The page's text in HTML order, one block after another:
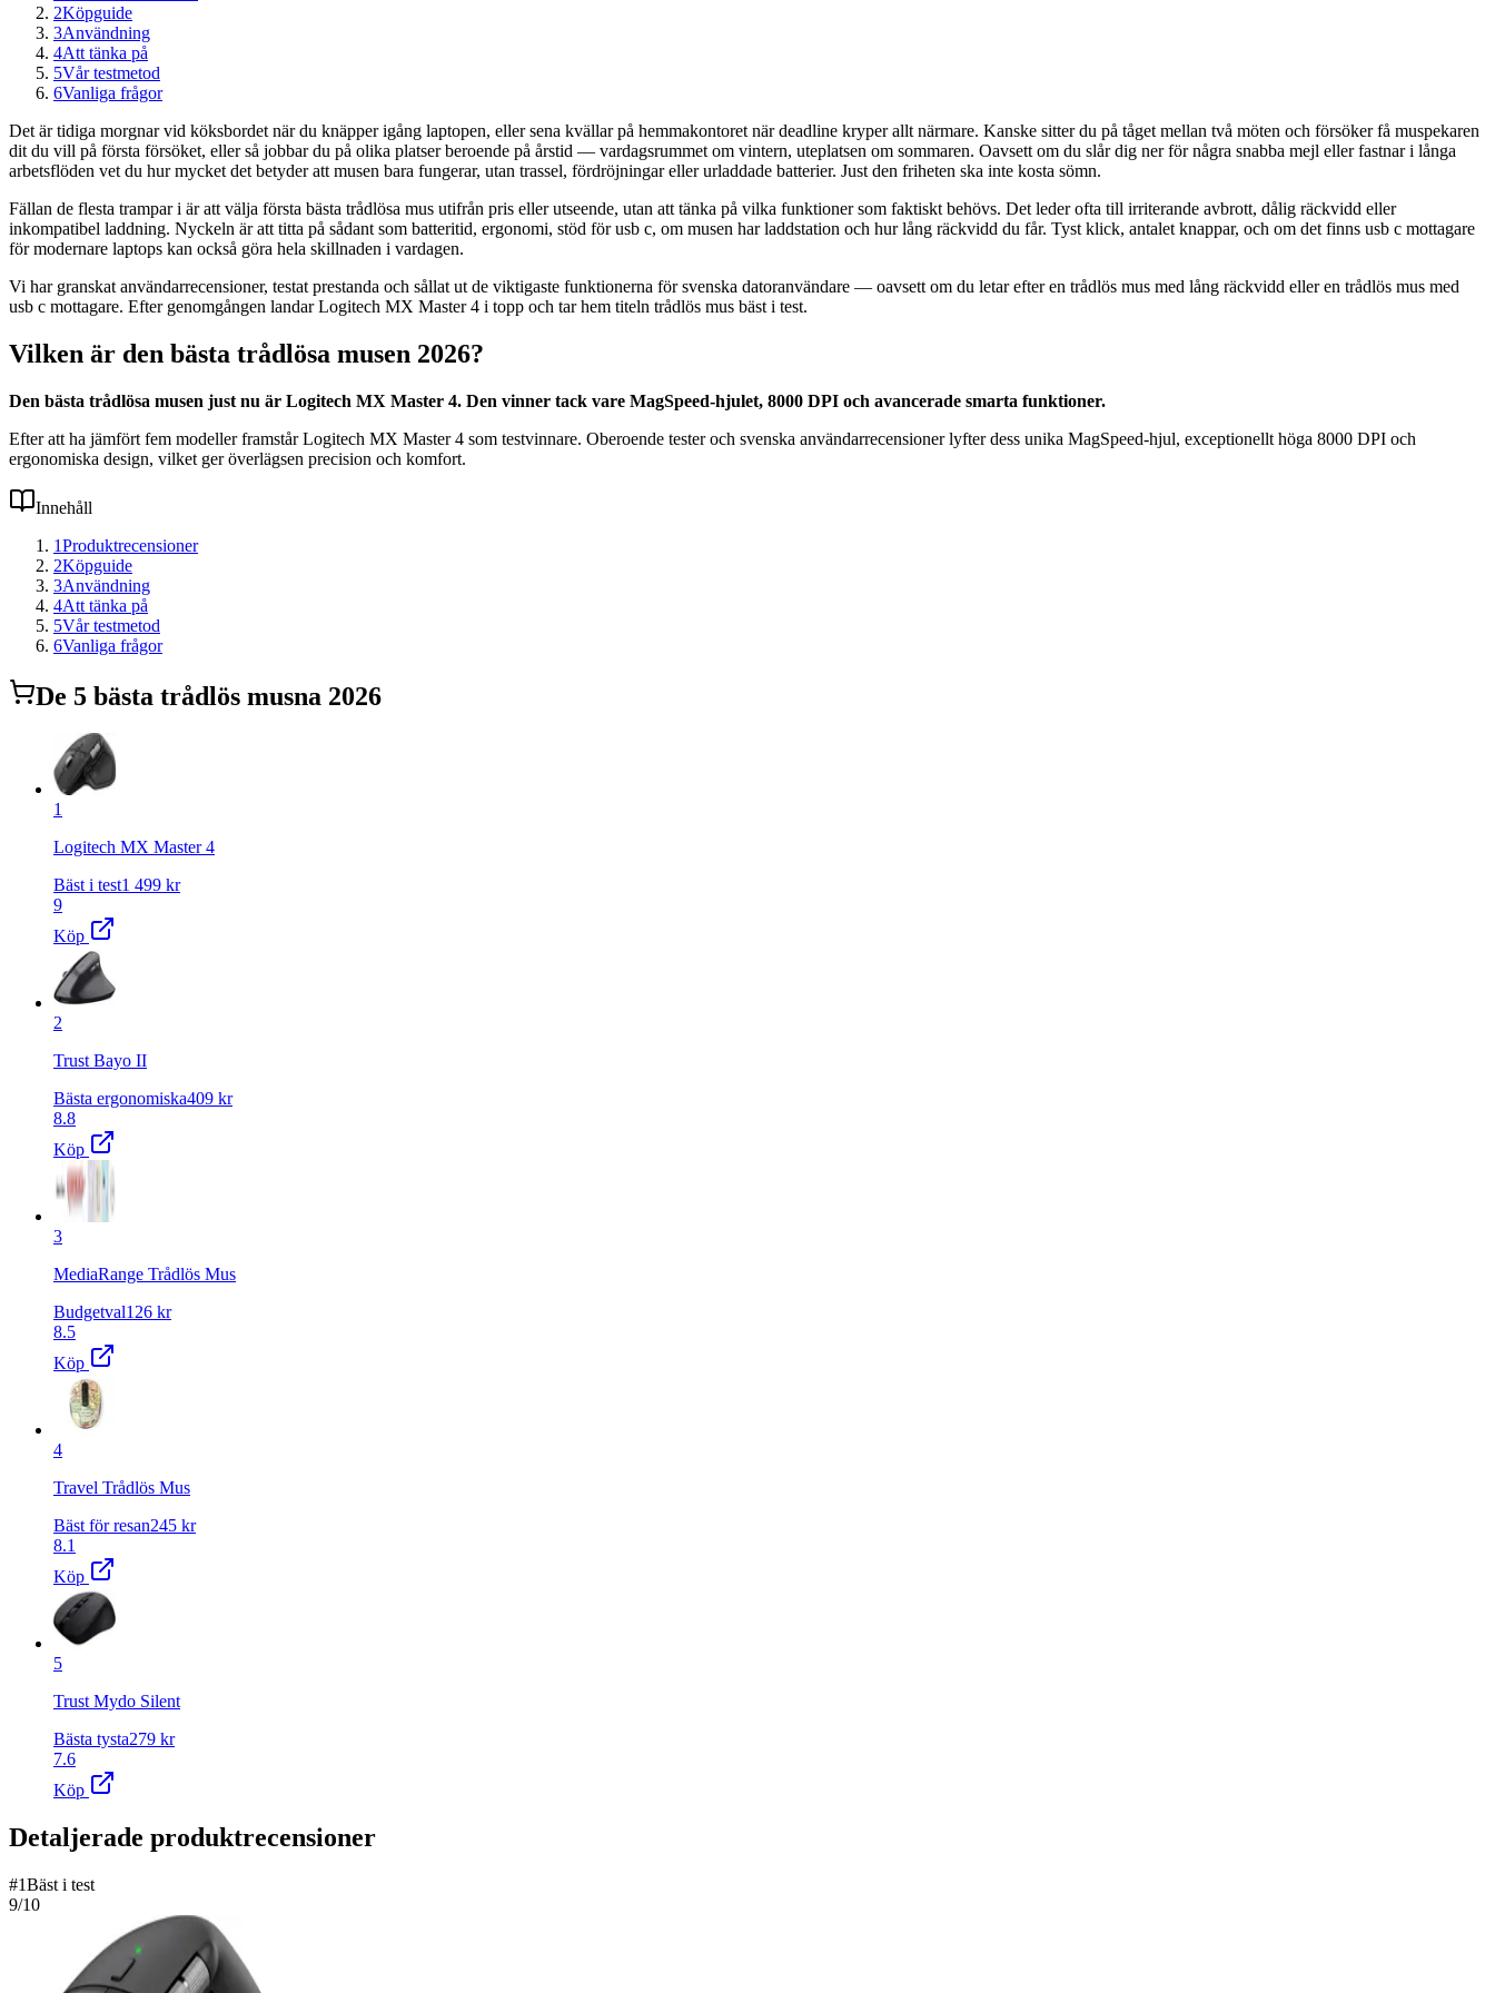
2Köpguide
3Användning
4Att tänka på
5Vår testmetod
6Vanliga frågor
Det är tidiga morgnar vid köksbordet när du knäpper igång laptopen, eller sena kvällar på hemmakontoret när deadline kryper allt närmare. Kanske sitter du på tåget mellan två möten och försöker få muspekaren
dit du vill på första försöket, eller så jobbar du på olika platser beroende på årstid — vardagsrummet om vintern, uteplatsen om sommaren. Oavsett om du slår dig ner för några snabba mejl eller fastnar i långa
arbetsflöden vet du hur mycket det betyder att musen bara fungerar, utan trassel, fördröjningar eller urladdade batterier. Just den friheten ska inte kosta sömn.
Fällan de flesta trampar i är att välja första bästa trådlösa mus utifrån pris eller utseende, utan att tänka på vilka funktioner som faktiskt behövs. Det leder ofta till irriterande avbrott, dålig räckvidd eller
inkompatibel laddning. Nyckeln är att titta på sådant som batteritid, ergonomi, stöd för usb c, om musen har laddstation och hur lång räckvidd du får. Tyst klick, antalet knappar, och om det finns usb c mottagare
för modernare laptops kan också göra hela skillnaden i vardagen.
Vi har granskat användarrecensioner, testat prestanda och sållat ut de viktigaste funktionerna för svenska datoranvändare — oavsett om du letar efter en trådlös mus med lång räckvidd eller en trådlös mus med
usb c mottagare. Efter genomgången landar Logitech MX Master 4 i topp och tar hem titeln trådlös mus bäst i test.
Vilken är den bästa trådlösa musen 2026?
Den bästa trådlösa musen just nu är Logitech MX Master 4. Den vinner tack vare MagSpeed-hjulet, 8000 DPI och avancerade smarta funktioner.
Efter att ha jämfört fem modeller framstår Logitech MX Master 4 som testvinnare. Oberoende tester och svenska användarrecensioner lyfter dess unika MagSpeed-hjul, exceptionellt höga 8000 DPI och
ergonomiska design, vilket ger överlägsen precision och komfort.
Innehåll
1Produktrecensioner
2Köpguide
3Användning
4Att tänka på
5Vår testmetod
6Vanliga frågor
De 5 bästa trådlös musna 2026
1
Logitech MX Master 4
Bäst i test1 499 kr
9
Köp
2
Trust Bayo II
Bästa ergonomiska409 kr
8.8
Köp
3
MediaRange Trådlös Mus
Budgetval126 kr
8.5
Köp
4
Travel Trådlös Mus
Bäst för resan245 kr
8.1
Köp
5
Trust Mydo Silent
Bästa tysta279 kr
7.6
Köp
Detaljerade produktrecensioner
#1Bäst i test
9/10